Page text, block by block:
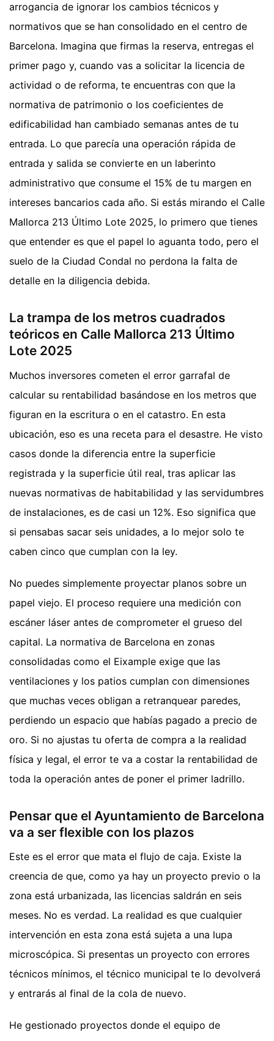
arrogancia de ignorar los cambios técnicos y
normativos que se han consolidado en el centro de
Barcelona. Imagina que firmas la reserva, entregas el
primer pago y, cuando vas a solicitar la licencia de
actividad o de reforma, te encuentras con que la
normativa de patrimonio o los coeficientes de
edificabilidad han cambiado semanas antes de tu
entrada. Lo que parecía una operación rápida de
entrada y salida se convierte en un laberinto
administrativo que consume el 15% de tu margen en
intereses bancarios cada año. Si estás mirando el Calle
Mallorca 213 Último Lote 2025, lo primero que tienes
que entender es que el papel lo aguanta todo, pero el
suelo de la Ciudad Condal no perdona la falta de
detalle en la diligencia debida.
La trampa de los metros cuadrados
teóricos en Calle Mallorca 213 Último
Lote 2025
Muchos inversores cometen el error garrafal de
calcular su rentabilidad basándose en los metros que
figuran en la escritura o en el catastro. En esta
ubicación, eso es una receta para el desastre. He visto
casos donde la diferencia entre la superficie
registrada y la superficie útil real, tras aplicar las
nuevas normativas de habitabilidad y las servidumbres
de instalaciones, es de casi un 12%. Eso significa que
si pensabas sacar seis unidades, a lo mejor solo te
caben cinco que cumplan con la ley.
No puedes simplemente proyectar planos sobre un
papel viejo. El proceso requiere una medición con
escáner láser antes de comprometer el grueso del
capital. La normativa de Barcelona en zonas
consolidadas como el Eixample exige que las
ventilaciones y los patios cumplan con dimensiones
que muchas veces obligan a retranquear paredes,
perdiendo un espacio que habías pagado a precio de
oro. Si no ajustas tu oferta de compra a la realidad
física y legal, el error te va a costar la rentabilidad de
toda la operación antes de poner el primer ladrillo.
Pensar que el Ayuntamiento de Barcelona
va a ser flexible con los plazos
Este es el error que mata el flujo de caja. Existe la
creencia de que, como ya hay un proyecto previo o la
zona está urbanizada, las licencias saldrán en seis
meses. No es verdad. La realidad es que cualquier
intervención en esta zona está sujeta a una lupa
microscópica. Si presentas un proyecto con errores
técnicos mínimos, el técnico municipal te lo devolverá
y entrarás al final de la cola de nuevo.
He gestionado proyectos donde el equipo de